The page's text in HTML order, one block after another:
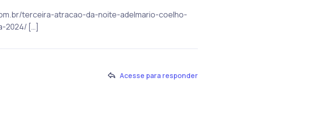
terceira-atracao-da-noite-adelmario-coelho-
2024/ […]
Acesse para responder